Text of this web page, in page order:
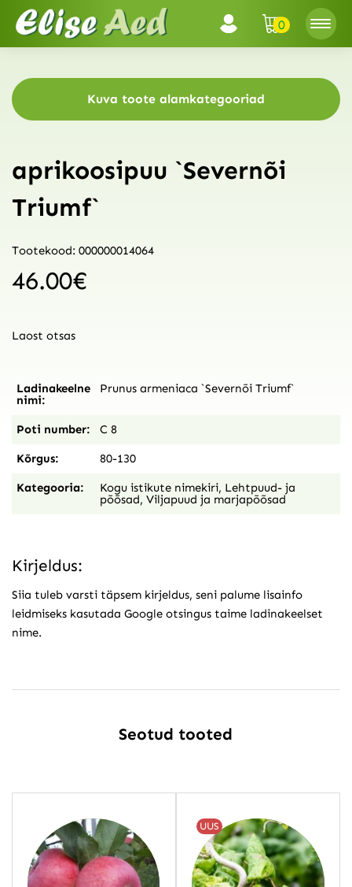
0
Kuva toote alamkategooriad
aprikoosipuu `Severnõi
Triumf`
Tootekood: 000000014064
46.00€
Laost otsas
Ladinakeelne
nimi:
Prunus armeniaca `Severnõi Triumf`
Poti number: C 8
Kõrgus: 80-130
Kategooria: Kogu istikute nimekiri, Lehtpuud- ja
põõsad, Viljapuud ja marjapõõsad
Kirjeldus:
Siia tuleb varsti täpsem kirjeldus, seni palume lisainfo
leidmiseks kasutada Google otsingus taime ladinakeelset
nime.
Seotud tooted
UUS